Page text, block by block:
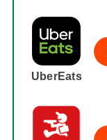
UberEats